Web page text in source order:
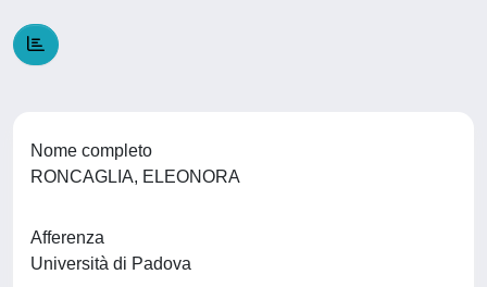
Nome completo
RONCAGLIA, ELEONORA
Afferenza
Università di Padova